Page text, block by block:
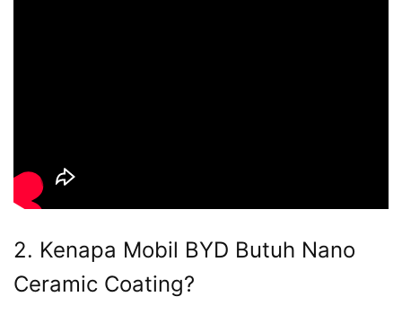
2. Kenapa Mobil BYD Butuh Nano
Ceramic Coating?